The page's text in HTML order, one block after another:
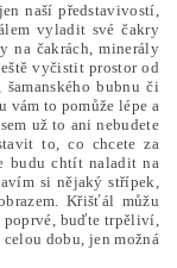
naší představivostí,
vyladit své čakry
na čakrách, minerály
vyčistit prostor od
bubnu či
vám to pomůže lépe a
už to ani nebudete
to, co chcete za
budu chtít naladit na
si nějaký střípek,
Křišťál můžu
poprvé, buďte trpěliví,
dobu, jen možná